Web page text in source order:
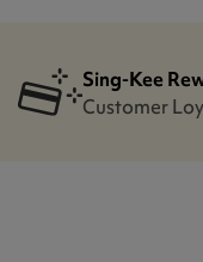
Sing-Kee
Customer